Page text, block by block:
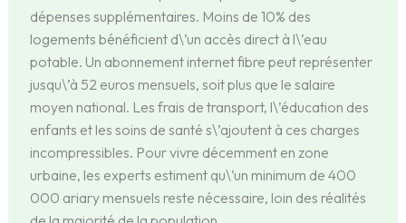
dépenses supplémentaires. Moins de 10% des
logements bénéficient d\’un accès direct à l\’eau
potable. Un abonnement internet fibre peut représenter
jusqu\’à 52 euros mensuels, soit plus que le salaire
moyen national. Les frais de transport, l\’éducation des
enfants et les soins de santé s\’ajoutent à ces charges
incompressibles. Pour vivre décemment en zone
urbaine, les experts estiment qu\’un minimum de 400
000 ariary mensuels reste nécessaire, loin des réalités